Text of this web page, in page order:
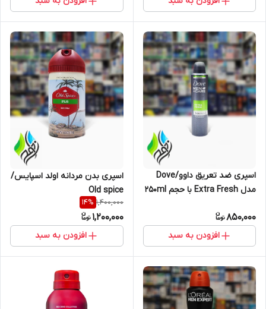
اسپری ضد تعریق داوو/Dove
مدل Extra Fresh با حجم 250ml
850,000
افزودن به سبد
اسپری بدن مردانه اولد اسپایس/
Old spice
1,400,000
14%
1,200,000
افزودن به سبد